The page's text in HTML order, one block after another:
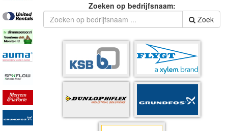
Zoeken op bedrijfsnaam:
Zoek